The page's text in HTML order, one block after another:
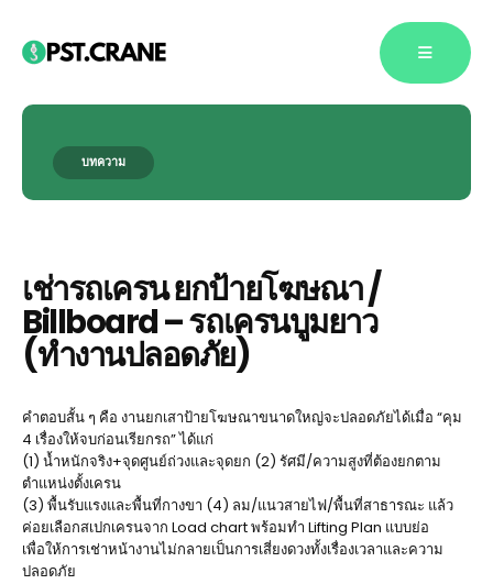
บทความ
Blog Single
เช่ารถเครน ยกป้ายโฆษณา /
Billboard – รถเครนบูมยาว
(ทำงานปลอดภัย)
คำตอบสั้น ๆ คือ งานยกเสาป้ายโฆษณาขนาดใหญ่จะปลอดภัยได้เมื่อ “คุม
4 เรื่องให้จบก่อนเรียกรถ” ได้แก่
(1) น้ำหนักจริง+จุดศูนย์ถ่วงและจุดยก (2) รัศมี/ความสูงที่ต้องยกตาม
ตำแหน่งตั้งเครน
(3) พื้นรับแรงและพื้นที่กางขา (4) ลม/แนวสายไฟ/พื้นที่สาธารณะ แล้ว
ค่อยเลือกสเปกเครนจาก Load chart พร้อมทำ Lifting Plan แบบย่อ
เพื่อให้การเช่าหน้างานไม่กลายเป็นการเสี่ยงดวงทั้งเรื่องเวลาและความ
ปลอดภัย